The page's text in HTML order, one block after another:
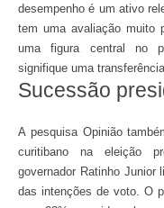
desempenho é um ativo
tem uma avaliação muito
uma figura central no
signifique uma
Sucessão
A pesquisa Opinião
curitibano na eleição
governador Ratinho Junior
das intenções de voto. O